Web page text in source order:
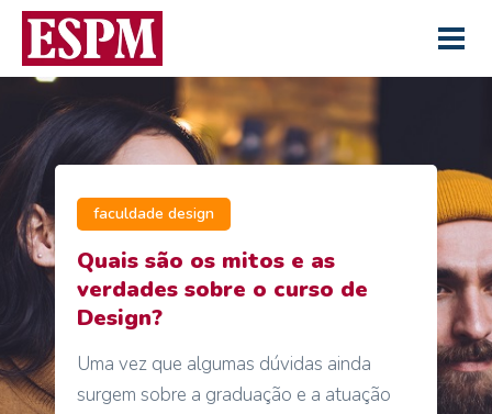
faculdade design
Quais são os mitos e as
verdades sobre o curso de
Design?
Uma vez que algumas dúvidas ainda
surgem sobre a graduação e a atuação